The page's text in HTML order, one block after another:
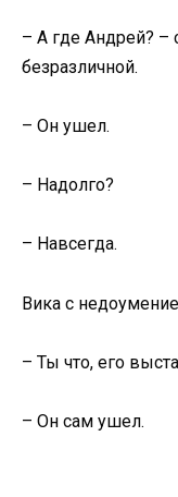
– А где Андрей? –
безразличной.
– Он ушел.
– Надолго?
– Навсегда.
Вика с
– Ты что, его
– Он сам ушел.